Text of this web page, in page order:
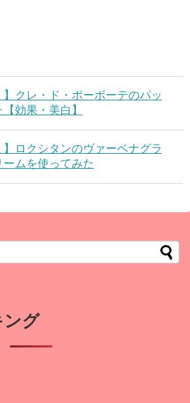
】クレ・ド・ポーボーテのパッ
効果・美白】
】ロクシタンのヴァーベナグラ
ムを使ってみた
ング